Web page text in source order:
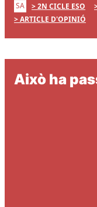
SA 2N CICLE ESO
ARTICLE D'OPINIÓ
Això ha